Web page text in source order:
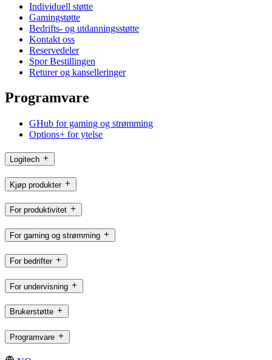
Individuell støtte
Gamingstøtte
Bedrifts- og utdanningsstøtte
Kontakt oss
Reservedeler
Spor Bestillingen
Returer og kanselleringer
Programvare
GHub for gaming og strømming
Options+ for ytelse
Logitech
Kjøp produkter
For produktivitet
For gaming og strømming
For bedrifter
For undervisning
Brukerstøtte
Programvare